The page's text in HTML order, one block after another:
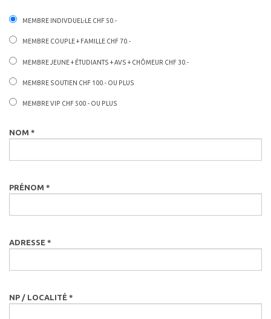
MEMBRE INDIVDUEL-LE CHF 50.-
MEMBRE COUPLE + FAMILLE CHF 70.-
MEMBRE JEUNE + ÉTUDIANTS + AVS + CHÔMEUR CHF 30.-
MEMBRE SOUTIEN CHF 100.- OU PLUS
MEMBRE VIP CHF 500.- OU PLUS
NOM *
PRÉNOM *
ADRESSE *
NP / LOCALITÉ *